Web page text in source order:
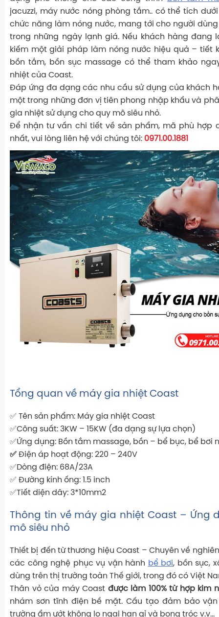
jacuzzi, máy nước nóng phòng tắm.. có thể tích
chức năng làm nóng nước, mang tới cho người
trong những ngày lạnh giá. Nếu khách hàng đang
kiếm một giải pháp làm nóng nước hiệu quả – tiết
bồn tắm, bồn sục massage có thể tham khảo
nhiệt của Coast.
Đáp ứng đa dạng các nhu cầu sử dụng của khách
một trong những đơn vị tiên phong nhập khẩu và
gia nhiệt sử dụng cho quy mô siêu nhỏ.
Để nhận tư vấn chi tiết về sản phẩm, mã phù hợp
nhất, vui lòng liên hệ với chúng tôi: 0971.00.1881
Tổng quan về máy gia nhiệt Coast
✅ Tên sản phẩm: Máy gia nhiệt Coast
✅Công suất: 3KW – 15KW (đa dạng sự lựa chọn)
✅Ứng dụng: Bồn tắm massage, bồn – bể bục, bể bơi
✅ Điện áp hoạt động: 220 – 240V
✅Dòng điện: 68A/23A
✅ Đường kính ống: 1.5 inch
✅Tiết diện dây: 3*10mm2
Thông tin về máy gia nhiệt Coast – Ứng
mô siêu nhỏ
Thiết bị đến từ thương hiệu Coast – Chuyên về
các công nghệ phục vụ vận hành bể bơi, bồn sục,
dùng trên thị trường toàn Thế giới, trong đó có Việt
Thân vỏ của máy Coast được làm 100% từ hợp kim
nhám sơn tĩnh điện bề mặt. Cấu tạo đảm bảo
trường ẩm ướt không lo ngại han gỉ và bong tróc v.v…